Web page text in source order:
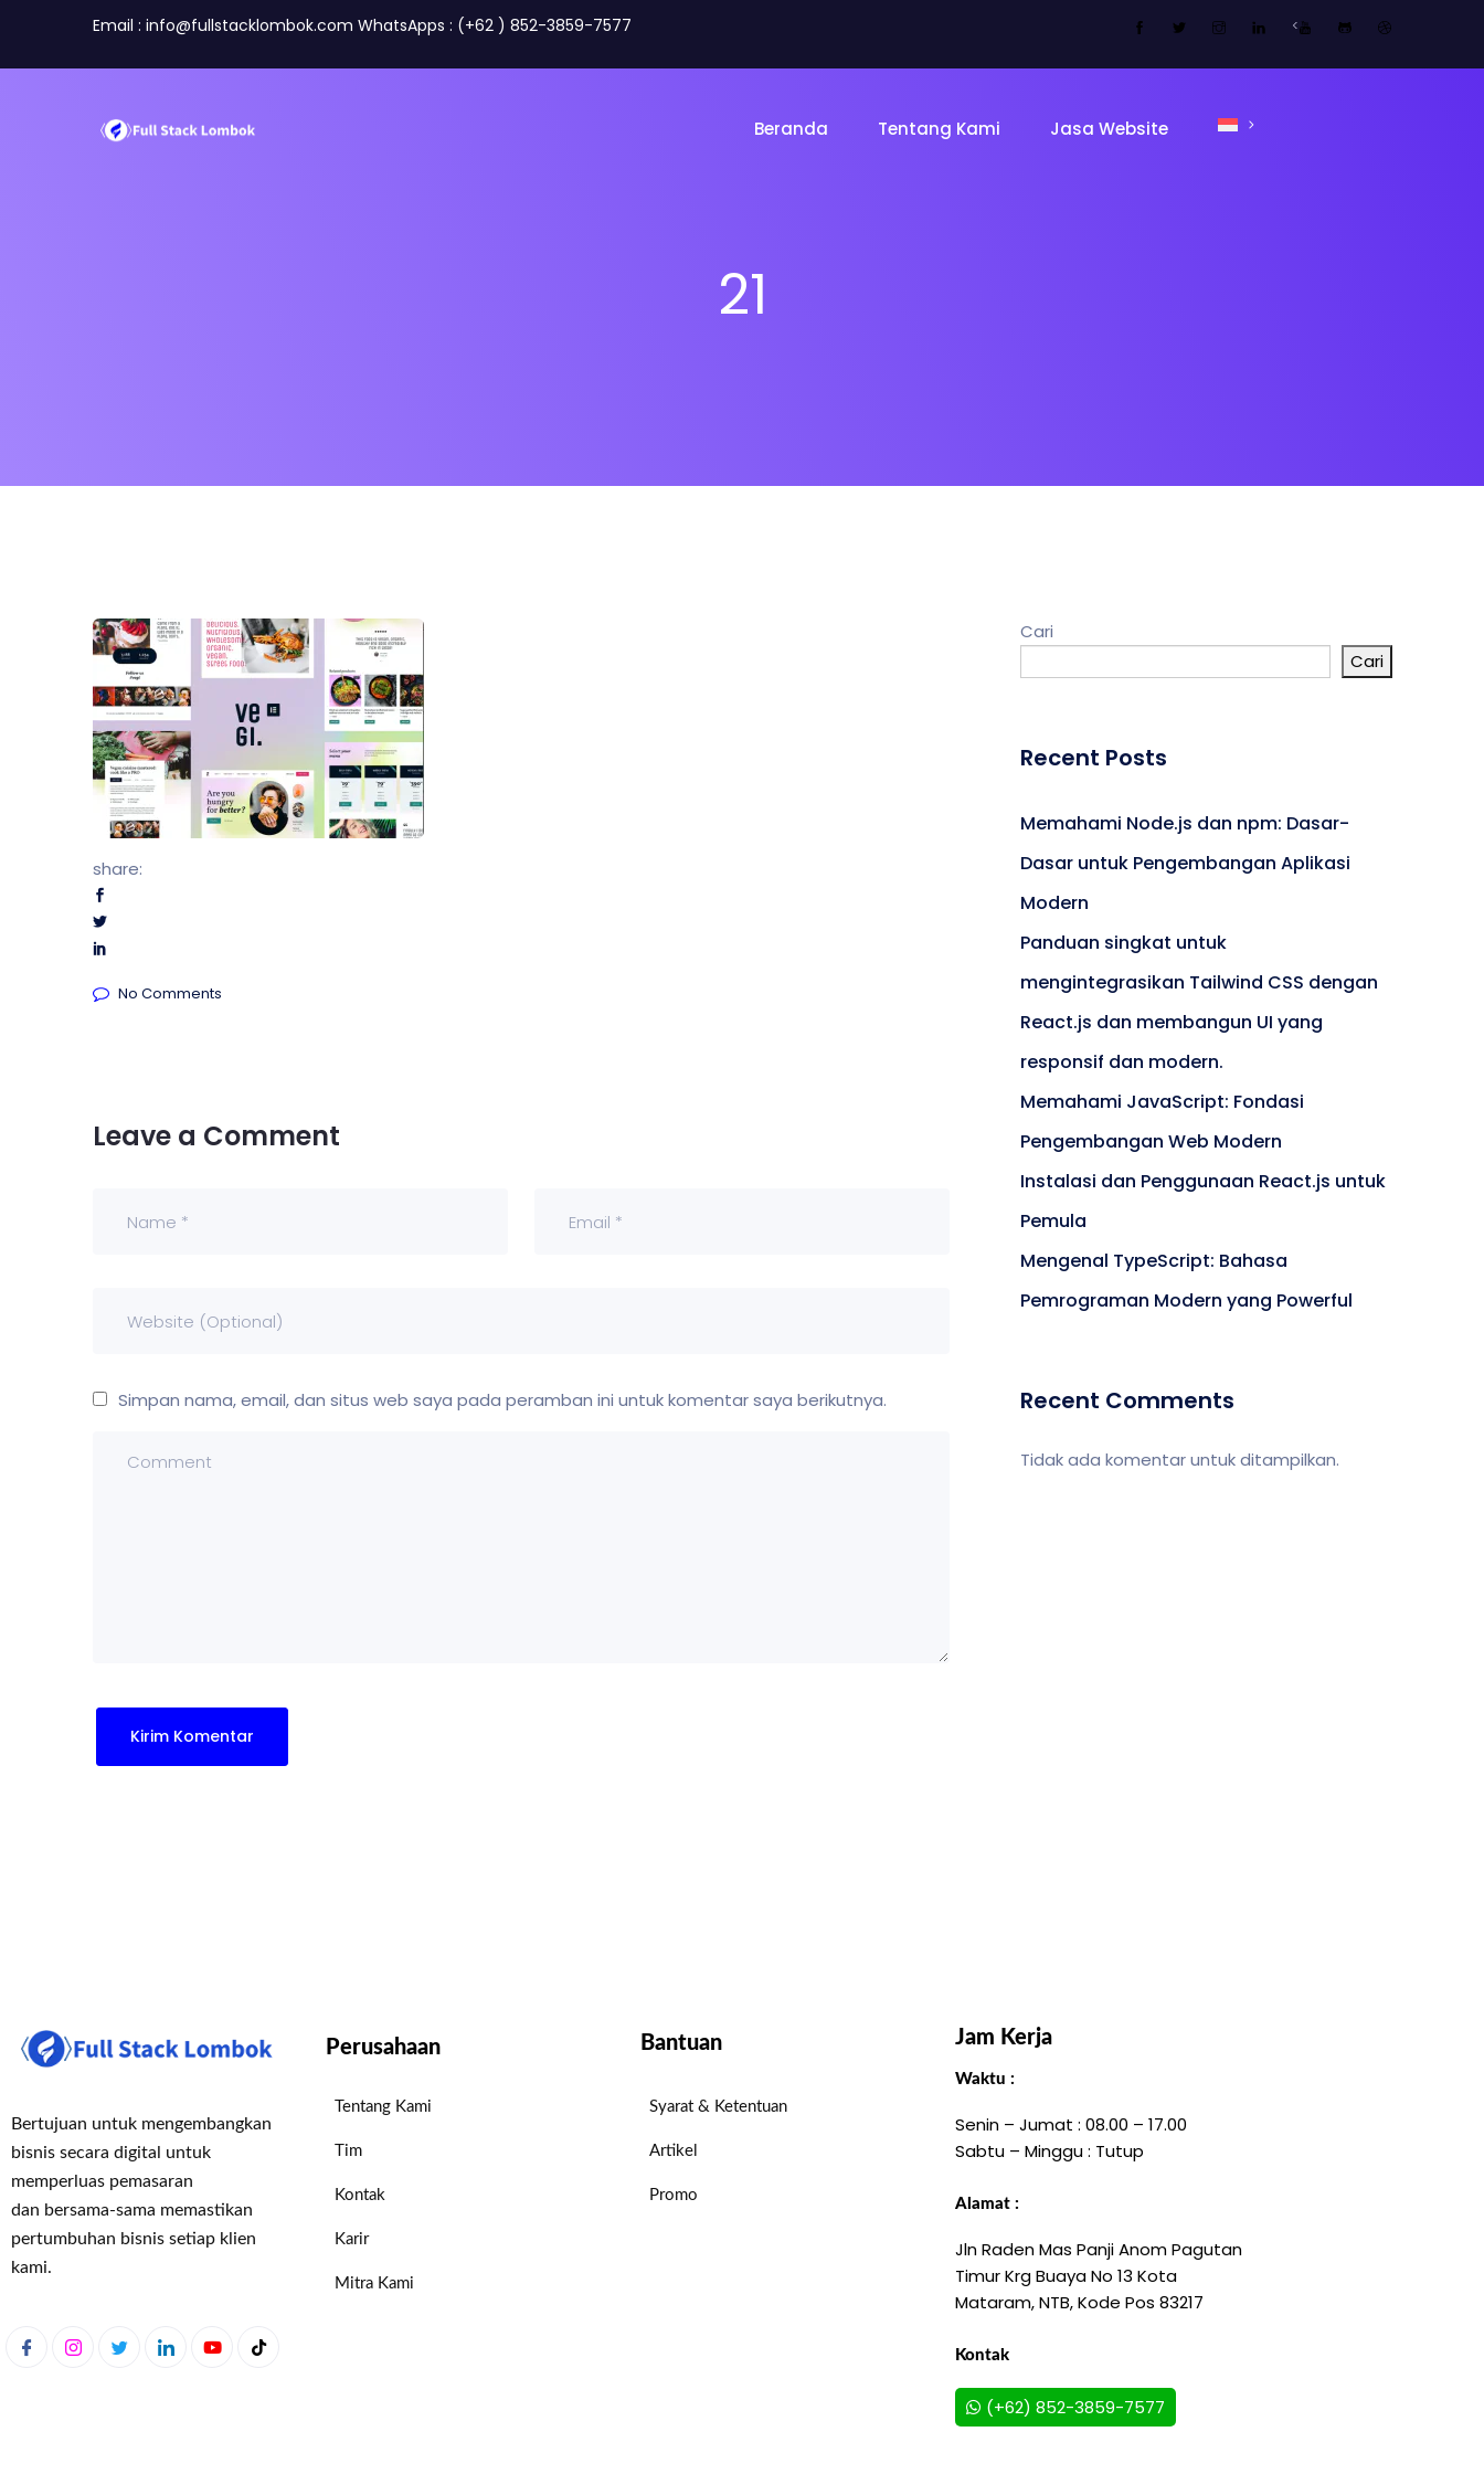
Email : info@fullstacklombok.com WhatsApps : (+62 ) 852-3859-7577 <
Beranda Tentang Kami
Mitra Kami
Artikel
Jasa Website
Dealer Umroh Portal Berita
21
share:
No Comments
Leave a Comment
Simpan nama, email, dan situs web saya pada peramban ini untuk komentar saya berikutnya.
Cari
Cari
Recent Posts
Memahami Node.js dan npm: Dasar-
Dasar untuk Pengembangan Aplikasi
Modern
Panduan singkat untuk
mengintegrasikan Tailwind CSS dengan
React.js dan membangun UI yang
responsif dan modern.
Memahami JavaScript: Fondasi
Pengembangan Web Modern
Instalasi dan Penggunaan React.js untuk
Pemula
Mengenal TypeScript: Bahasa
Pemrograman Modern yang Powerful
Recent Comments
Tidak ada komentar untuk ditampilkan.
Bertujuan untuk mengembangkan
bisnis secara digital untuk
memperluas pemasaran
dan bersama-sama memastikan
pertumbuhan bisnis setiap klien
kami.
Perusahaan
Tentang Kami
Tim
Kontak
Karir
Mitra Kami
Bantuan
Syarat & Ketentuan
Artikel
Promo
Jam Kerja
Waktu :
Senin – Jumat : 08.00 – 17.00
Sabtu – Minggu : Tutup
Alamat :
Jln Raden Mas Panji Anom Pagutan
Timur Krg Buaya No 13 Kota
Mataram, NTB, Kode Pos 83217
Kontak
(+62) 852-3859-7577